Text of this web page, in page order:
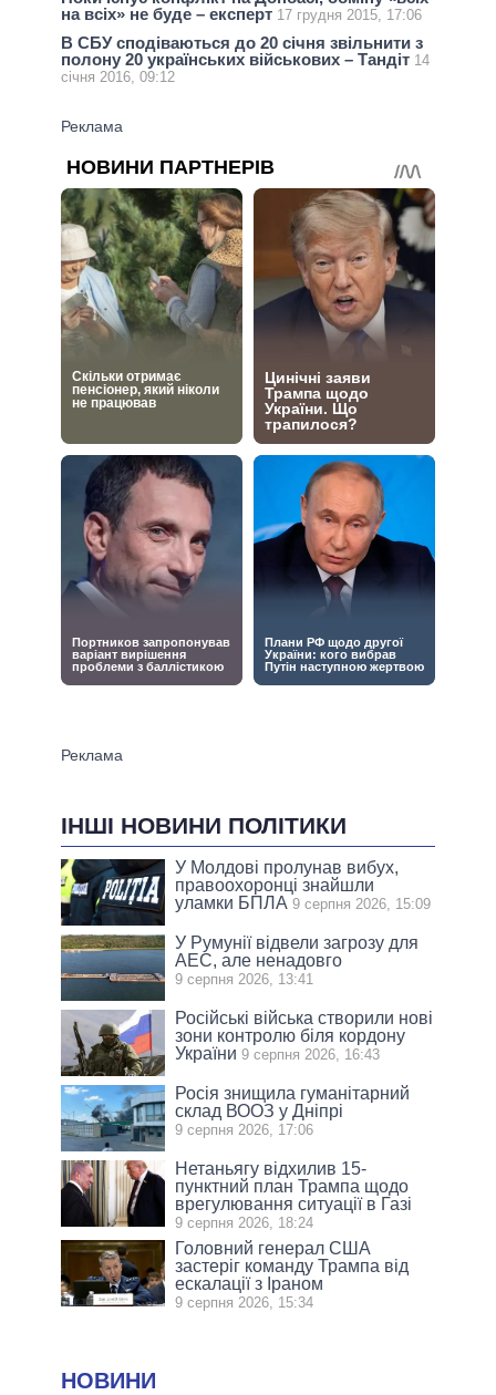
на всіх» не буде – експерт 17 грудня 2015, 17:06
В СБУ сподіваються до 20 січня звільнити з
полону 20 українських військових – Тандіт 14
січня 2016, 09:12
ІНШІ НОВИНИ ПОЛІТИКИ
У Молдові пролунав вибух,
правоохоронці знайшли
уламки БПЛА 9 серпня 2026, 15:09
У Румунії відвели загрозу для
АЕС, але ненадовго
9 серпня 2026, 13:41
Російські війська створили нові
зони контролю біля кордону
України 9 серпня 2026, 16:43
Росія знищила гуманітарний
склад ВООЗ у Дніпрі
9 серпня 2026, 17:06
Нетаньягу відхилив 15-
пунктний план Трампа щодо
врегулювання ситуації в Газі
9 серпня 2026, 18:24
Головний генерал США
застеріг команду Трампа від
ескалації з Іраном
9 серпня 2026, 15:34
НОВИНИ